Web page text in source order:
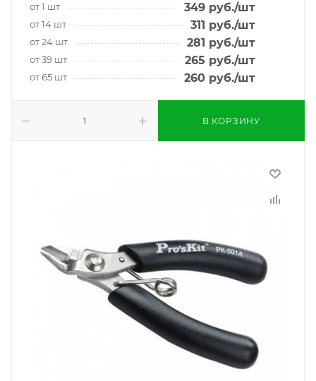
от 1 шт 349 руб./шт
от 14 шт 311 руб./шт
от 24 шт 281 руб./шт
от 39 шт 265 руб./шт
от 65 шт 260 руб./шт
В КОРЗИНУ